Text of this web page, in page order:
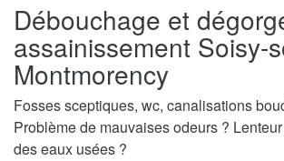
Débouchage et
assainissement Soisy-
Montmorency
Fosses sceptiques, wc, canalisations
Problème de mauvaises odeurs ?
des eaux usées ?